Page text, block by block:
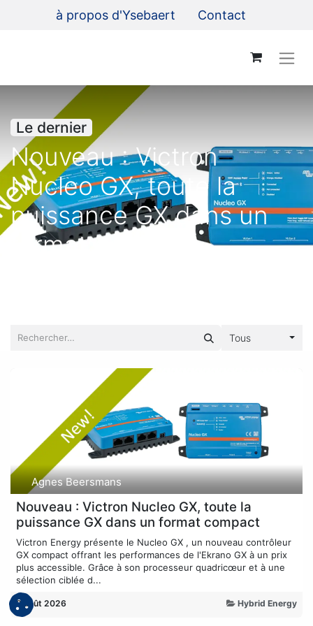
à propos d'Ysebaert Contact
Le dernier
Nouveau : Victron
Nucleo GX, toute la
puissance GX dans un
format compact
Tous
Agnes Beersmans
Nouveau : Victron Nucleo GX, toute la
puissance GX dans un format compact
Victron Energy présente le Nucleo GX , un nouveau contrôleur
GX compact offrant les performances de l'Ekrano GX à un prix
plus accessible. Grâce à son processeur quadricœur et à une
sélection ciblée d...
3 août 2026 Hybrid Energy